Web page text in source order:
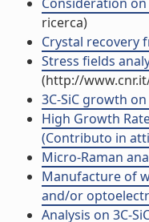
ricerca)
Crystal recovery
Stress fields
(http://
3C-SiC growth
High Growth
(Contributo in
Micro-Raman
Manufacture of
and/or
Analysis on 3C-